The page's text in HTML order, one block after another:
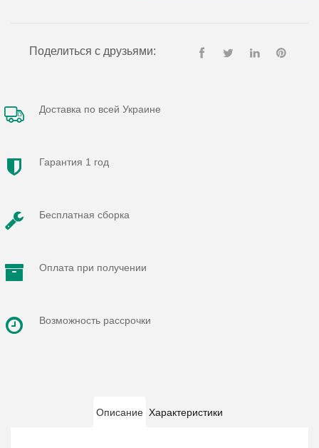
Поделиться с друзьями:
Доставка по всей Украине
Гарантия 1 год
Бесплатная сборка
Оплата при получении
Возможность рассрочки
Описание Характеристики